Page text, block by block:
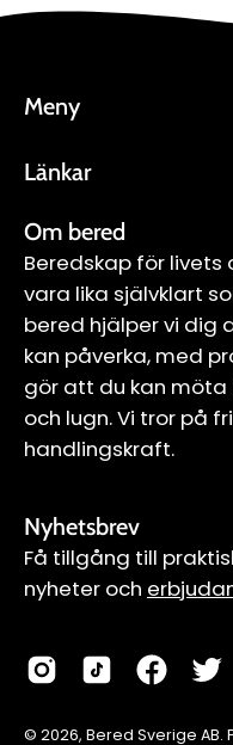
Meny
Länkar
Om bered
Beredskap för
vara lika självklart
bered hjälper vi dig
kan påverka, med
gör att du kan
och lugn. Vi tror på
handlingskraft.
Nyhetsbrev
Få tillgång till
nyheter och
© 2026, Bered Sverige AB.